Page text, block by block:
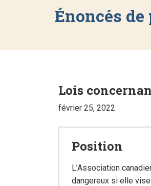
Énoncés
Lois
février 25, 2022
Position
L’Association
dangereux si elle